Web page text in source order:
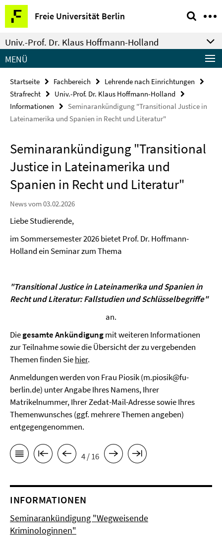
Springe
direkt
zu
Inhalt
Freie Universität Berlin
Service-
Navigation
Univ.-Prof. Dr. Klaus Hoffmann-Holland
MENÜ
Startseite Fachbereich
Lehrende nach Einrichtungen
Strafrecht
Univ.-Prof. Dr. Klaus Hoffmann-Holland
Informationen
Seminarankündigung "Transitional Justice in
Lateinamerika und Spanien in Recht und Literatur"
Seminarankündigung "Transitional
Justice in Lateinamerika und
Spanien in Recht und Literatur"
News vom 03.02.2026
Liebe Studierende,
im Sommersemester 2026 bietet Prof. Dr. Hoffmann-
Holland ein Seminar zum Thema
"Transitional Justice in Lateinamerika und Spanien in
Recht und Literatur: Fallstudien und Schlüsselbegriffe"
an.
Diegesamte Ankündigungmit weiteren Informationen
zur Teilnahme sowie die Übersicht der zu vergebenden
Themen finden Siehier.
Anmeldungen werden von Frau Piosik (m.piosik@fu-
berlin.de) unter Angabe Ihres Namens, Ihrer
Matrikelnummer, Ihrer Zedat-Mail-Adresse sowie Ihres
Themenwunsches (ggf. mehrere Themen angeben)
entgegengenommen.
4 / 16
INFORMATIONEN
Seminarankündigung "Wegweisende
Kriminologinnen"